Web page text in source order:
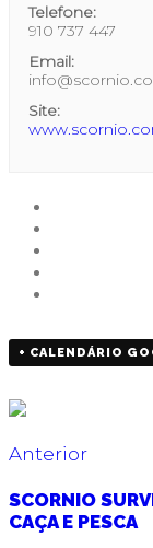
Telefone:
910 737 447
Email:
Site:
+ CALENDÁRIO
Anterior
SCORNIO
CAÇA E PESCA